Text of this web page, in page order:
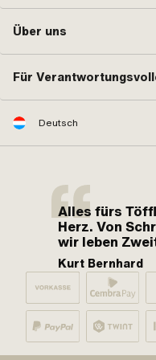
Über uns
Für
Deutsch
Alles fürs
Herz. Von
wir leben
Kurt Bernhard